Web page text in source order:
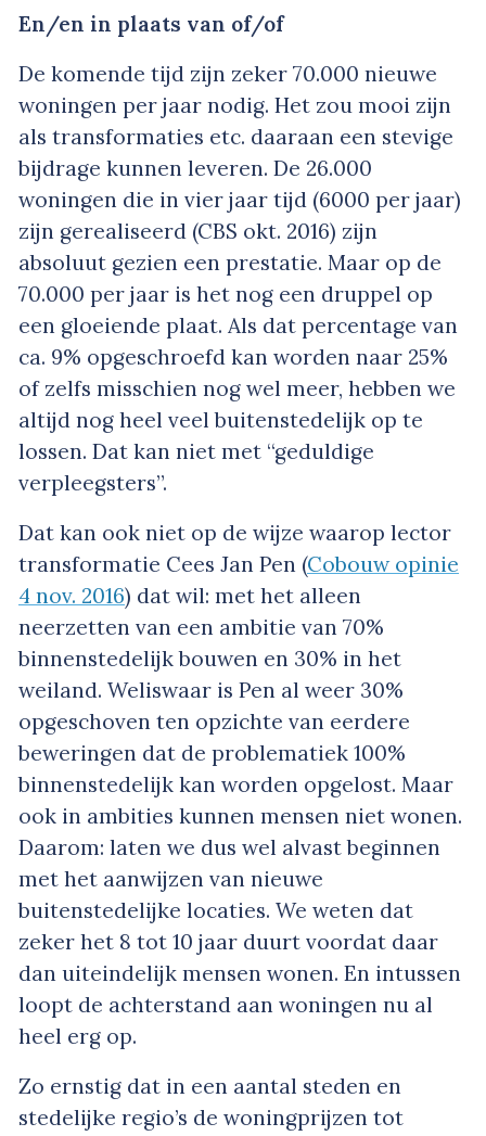
En/en in plaats van of/of
De komende tijd zijn zeker 70.000 nieuwe
woningen per jaar nodig. Het zou mooi zijn
als transformaties etc. daaraan een stevige
bijdrage kunnen leveren. De 26.000
woningen die in vier jaar tijd (6000 per jaar)
zijn gerealiseerd (CBS okt. 2016) zijn
absoluut gezien een prestatie. Maar op de
70.000 per jaar is het nog een druppel op
een gloeiende plaat. Als dat percentage van
ca. 9% opgeschroefd kan worden naar 25%
of zelfs misschien nog wel meer, hebben we
altijd nog heel veel buitenstedelijk op te
lossen. Dat kan niet met “geduldige
verpleegsters”.
Dat kan ook niet op de wijze waarop lector
transformatie Cees Jan Pen (Cobouw opinie
4 nov. 2016) dat wil: met het alleen
neerzetten van een ambitie van 70%
binnenstedelijk bouwen en 30% in het
weiland. Weliswaar is Pen al weer 30%
opgeschoven ten opzichte van eerdere
beweringen dat de problematiek 100%
binnenstedelijk kan worden opgelost. Maar
ook in ambities kunnen mensen niet wonen.
Daarom: laten we dus wel alvast beginnen
met het aanwijzen van nieuwe
buitenstedelijke locaties. We weten dat
zeker het 8 tot 10 jaar duurt voordat daar
dan uiteindelijk mensen wonen. En intussen
loopt de achterstand aan woningen nu al
heel erg op.
Zo ernstig dat in een aantal steden en
stedelijke regio’s de woningprijzen tot